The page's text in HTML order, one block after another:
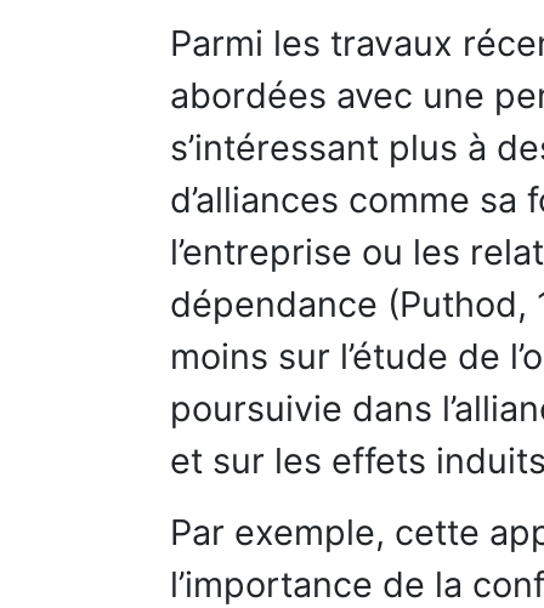
Parmi les travaux
abordées avec une
s’intéressant plus à
d’alliances comme sa
l’entreprise ou les
dépendance (Puthod,
moins sur l’étude de
poursuivie dans
et sur les effets
Par exemple, cette
l’importance de la